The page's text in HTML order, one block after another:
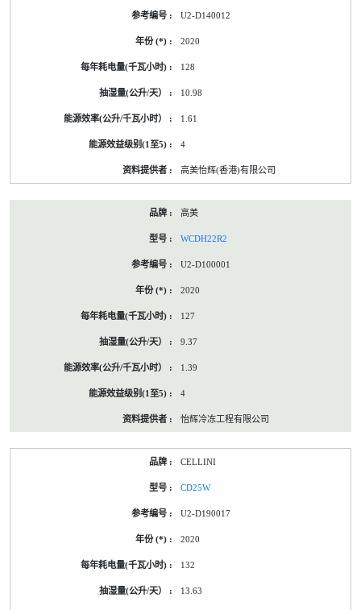
U2-D140012
2020
128
10.98
1.61
4
高美怡辉(香港)有限公司
高美
WCDH22R2
U2-D100001
2020
127
9.37
1.39
4
怡辉冷冻工程有限公司
CELLINI
CD25W
U2-D190017
2020
132
13.63